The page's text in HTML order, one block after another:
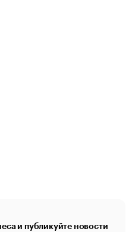
и публикуйте новости